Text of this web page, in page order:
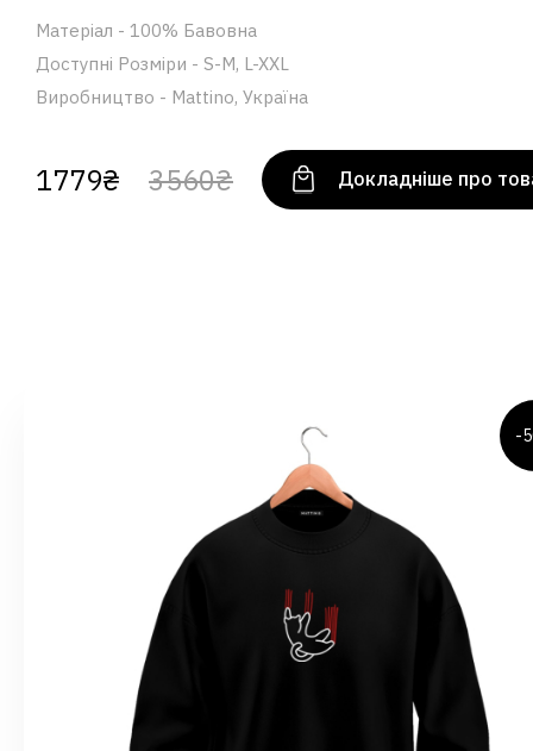
Матеріал - 100% Бавовна
Доступні Розміри - S-M, L-XXL
Виробництво - Mattino, Україна
1779₴ 3560₴ Докладніше про
-